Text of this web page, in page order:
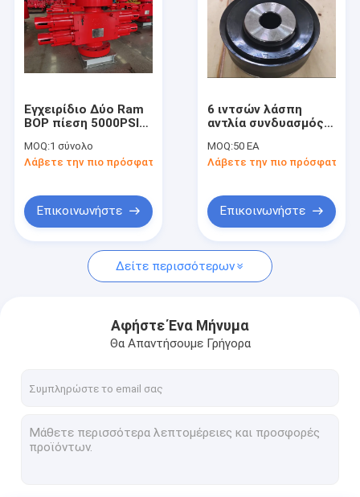
Βίντεο
Σχετικά με εμάς
Επικοινωνήστε μαζί μας
Ειδήσεις
Σκάφος της γραμμής αντλιών λάσπης
Έμβολο αντλιών λάσπης
Τμήματα εγκαταστάσεων γεώτρησης διατρήσεων
Εγχειρίδιο Δύο Ram
BOP πίεση 5000PSI
από εκρήξεις
πετρελαϊκών
MOQ:1 σύνολο
Λάβετε την πιο πρόσφατη τιμή
Επικοινωνήστε
6 ιντσών λάσπη
αντλία συνδυασμός
λάσπη αντλία μέρη
MOQ:50 EA
Λάβετε την πιο πρόσφατη
Επικοινωνήστε
Δείτε περισσότερων
Αφήστε Ένα Μήνυμα
Θα Απαντήσουμε Γρήγορα